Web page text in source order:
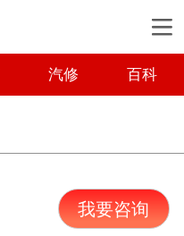
汽修 百科
我要咨询